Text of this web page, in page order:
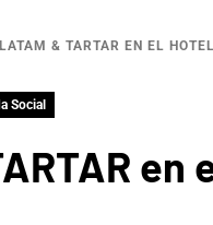
LATAM & TARTAR EN EL
Social